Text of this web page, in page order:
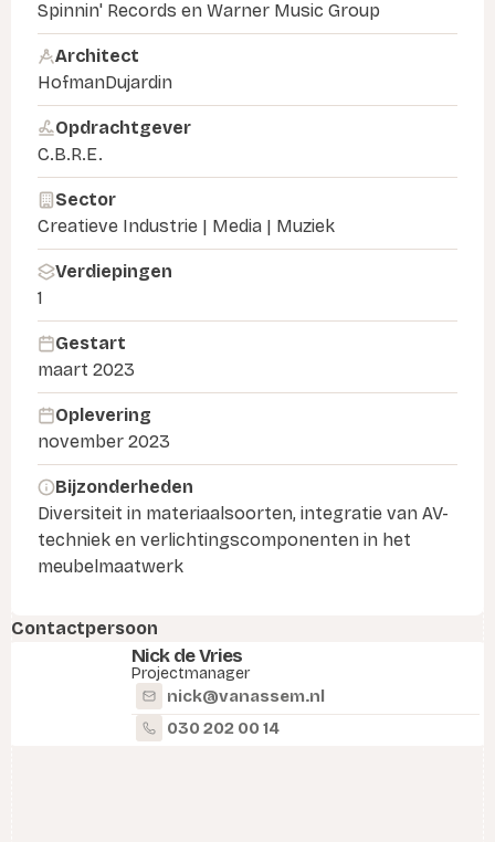
Spinnin' Records en Warner Music Group
Architect
HofmanDujardin
Opdrachtgever
C.B.R.E.
Sector
Creatieve Industrie | Media | Muziek
Verdiepingen
1
Gestart
maart 2023
Oplevering
november 2023
Bijzonderheden
Diversiteit in materiaalsoorten, integratie van AV-
techniek en verlichtingscomponenten in het
meubelmaatwerk
Contactpersoon
Nick de Vries
Projectmanager
nick@vanassem.nl
030 202 00 14